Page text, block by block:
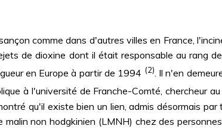
comme dans d'autres villes en France,
de dioxine dont il était responsable au rang
en Europe à partir de 1994 (2). Il n'en
à l'université de Franche-Comté, chercheur
qu'il existe bien un lien, admis désormais
malin non hodgkinien (LMNH) chez des